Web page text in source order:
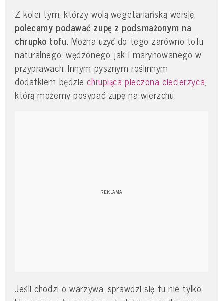
Z kolei tym, którzy wolą wegetariańską wersję,
polecamy podawać zupę z podsmażonym na
chrupko tofu. Można użyć do tego zarówno tofu
naturalnego, wędzonego, jak i marynowanego w
przyprawach. Innym pysznym roślinnym
dodatkiem będziechrupiąca pieczona ciecierzyca,
którą możemy posypać zupę na wierzchu.
Jeśli chodzi o warzywa, sprawdzi się tu nie tylko